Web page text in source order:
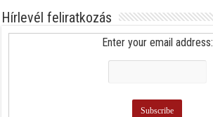
Hírlevél feliratkozás
Enter your email address: